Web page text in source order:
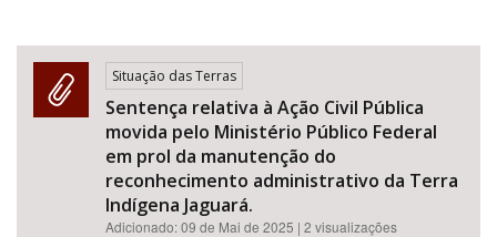
Situação das Terras
Sentença relativa à Ação Civil Pública
movida pelo Ministério Público Federal
em prol da manutenção do
reconhecimento administrativo da Terra
Indígena Jaguará.
Adicionado:09 de Mai de 2025 | 2 visualizações